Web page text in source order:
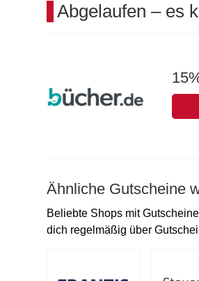
Abgelaufen – es
Ähnliche Gutscheine
Beliebte Shops mit
dich regelmäßig über